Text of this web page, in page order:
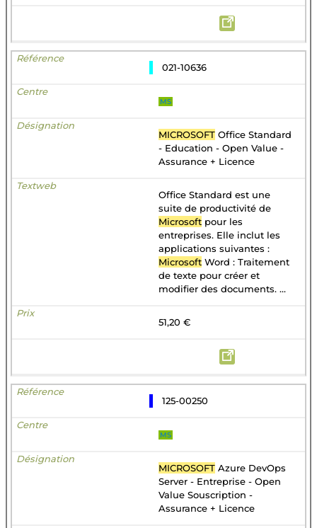
021-10636
MS
MICROSOFT Office Standard
- Education - Open Value -
Assurance + Licence
Office Standard est une
suite de productivité de
Microsoft pour les
entreprises. Elle inclut les
applications suivantes :
Microsoft Word : Traitement
de texte pour créer et
modifier des documents. ...
51,20 €
125-00250
MS
MICROSOFT Azure DevOps
Server - Entreprise - Open
Value Souscription -
Assurance + Licence